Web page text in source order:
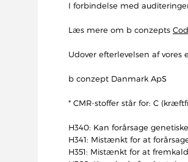
I forbindelse med
Læs mere om b conzepts
Udover efterlevelsen af vores
b conzept Danmark ApS
* CMR-stoffer står for: C
H340: Kan forårsage
H341: Mistænkt for at
H351: Mistænkt for at